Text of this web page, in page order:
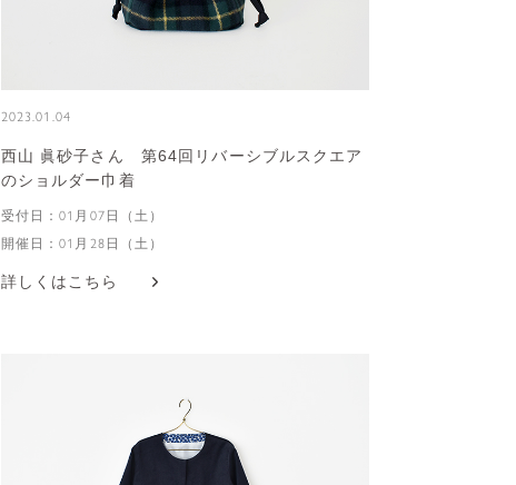
2023.01.04
西山 眞砂子さん 第64回リバーシブルスクエア
のショルダー巾着
受付日：01月07日（土）
開催日：01月28日（土）
詳しくはこちら